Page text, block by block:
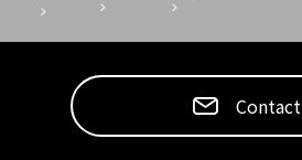
Contact